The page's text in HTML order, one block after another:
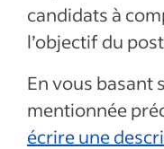
candidats à
l’objectif du
En vous basant
mentionnée
écrire une